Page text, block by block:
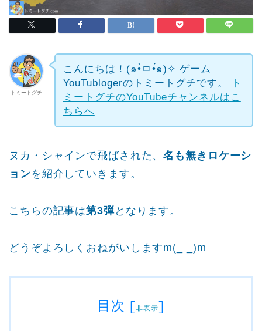
トミートグチ
こんにちは！(๑•̀ㅁ•́๑)✧ ゲーム
YouTublogerのトミートグチです。
ト
ミートグチのYouTubeチャンネルはこ
ちらへ
ヌカ・シャインで飛ばされた、名も無きロケーシ
ョンを紹介していきます。
こちらの記事は第3弾となります。
どうぞよろしくおねがいしますm(_ _)m
目次 [非表示]